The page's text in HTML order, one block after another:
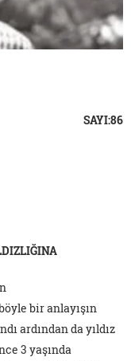
SAYI:86
bir anlayışın
ardından da yıldız
3 yaşında